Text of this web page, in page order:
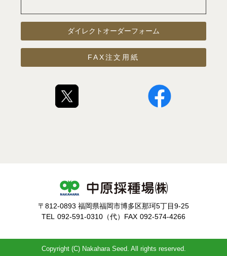
ダイレクトオーダーフォーム
FAX注文用紙
〒812-0893 福岡県福岡市博多区那珂5丁目9-25
TEL 092-591-0310（代） FAX 092-574-4266
Copyright (C) Nakahara Seed. All rights reserved.